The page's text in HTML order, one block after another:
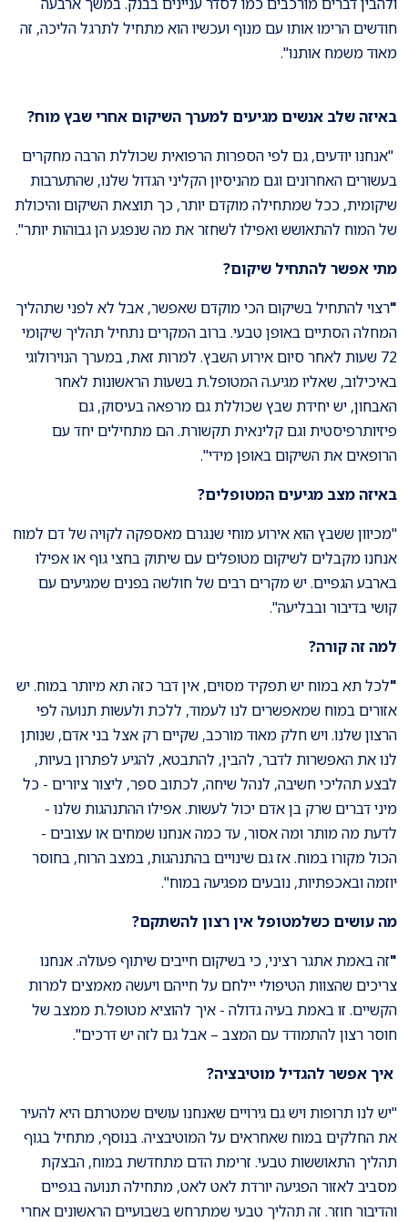
חודשים הרימו אותו עם מנוף ועכשיו הוא מתחיל לתרגל הליכה, זה
מאוד משמח אותנו".
באיזה שלב אנשים מגיעים למערך השיקום אחרי שבץ מוח?
"אנחנו יודעים, גם לפי הספרות הרפואית שכוללת הרבה מחקרים
בעשורים האחרונים וגם מהניסיון הקליני הגדול שלנו, שהתערבות
שיקומית, ככל שמתחילה מוקדם יותר, כך תוצאת השיקום והיכולת
של המוח להתאושש ואפילו לשחזר את מה שנפגע הן גבוהות יותר".
מתי אפשר להתחיל שיקום?
"רצוי להתחיל בשיקום הכי מוקדם שאפשר, אבל לא לפני שתהליך
המחלה הסתיים באופן טבעי. ברוב המקרים נתחיל תהליך שיקומי
72 שעות לאחר סיום אירוע השבץ. למרות זאת, במערך הנוירולוגי
באיכילוב, שאליו מגיע.ה המטופל.ת בשעות הראשונות לאחר
האבחון, יש יחידת שבץ שכוללת גם מרפאה בעיסוק, גם
פיזיותרפיסטית וגם קלינאית תקשורת. הם מתחילים יחד עם
הרופאים את השיקום באופן מידי".
באיזה מצב מגיעים המטופלים?
"מכיוון ששבץ הוא אירוע מוחי שנגרם מאספקה לקויה של דם למוח
אנחנו מקבלים לשיקום מטופלים עם שיתוק בחצי גוף או אפילו
בארבע הגפיים. יש מקרים רבים של חולשה בפנים שמגיעים עם
קושי בדיבור ובבליעה".
למה זה קורה?
"לכל תא במוח יש תפקיד מסוים, אין דבר כזה תא מיותר במוח. יש
אזורים במוח שמאפשרים לנו לעמוד, ללכת ולעשות תנועה לפי
הרצון שלנו. ויש חלק מאוד מורכב, שקיים רק אצל בני אדם, שנותן
לנו את האפשרות לדבר, להבין, להתבטא, להגיע לפתרון בעיות,
לבצע תהליכי חשיבה, לנהל שיחה, לכתוב ספר, ליצור ציורים - כל
מיני דברים שרק בן אדם יכול לעשות. אפילו ההתנהגות שלנו -
לדעת מה מותר ומה אסור, עד כמה אנחנו שמחים או עצובים -
הכול מקורו במוח. אז גם שינויים בהתנהגות, במצב הרוח, בחוסר
יוזמה ובאכפתיות, נובעים מפגיעה במוח".
מה עושים כשלמטופל אין רצון להשתקם?
"זה באמת אתגר רציני, כי בשיקום חייבים שיתוף פעולה. אנחנו
צריכים שהצוות הטיפולי יילחם על חייהם ויעשה מאמצים למרות
הקשיים. זו באמת בעיה גדולה - איך להוציא מטופל.ת ממצב של
חוסר רצון להתמודד עם המצב – אבל גם לזה יש דרכים".
איך אפשר להגדיל מוטיבציה?
"יש לנו תרופות ויש גם גירויים שאנחנו עושים שמטרתם היא להעיר
את החלקים במוח שאחראים על המוטיבציה. בנוסף, מתחיל בגוף
תהליך התאוששות טבעי. זרימת הדם מתחדשת במוח, הבצקת
מסביב לאזור הפגיעה יורדת לאט לאט, מתחילה תנועה בגפיים
והדיבור חוזר. זה תהליך טבעי שמתרחש בשבועיים הראשונים אחרי